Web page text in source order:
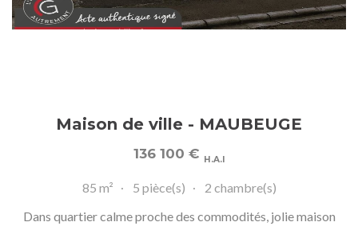
Maison de ville - MAUBEUGE
136 100 € H.A.I
85 m² 5 pièce(s)
2 chambre(s)
Dans quartier calme proche des commodités, jolie maison